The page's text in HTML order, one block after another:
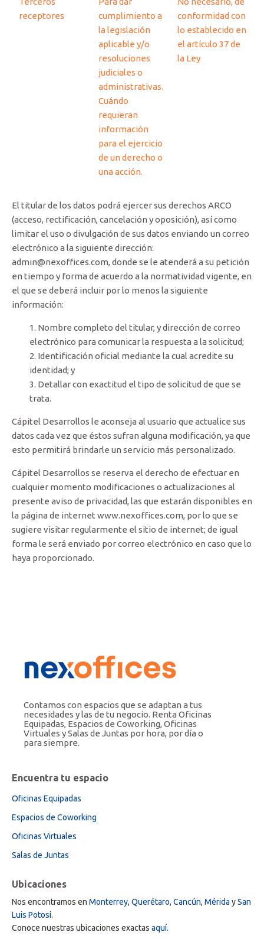
receptores
cumplimiento a
la legislación
aplicable y/o
resoluciones
judiciales o
administrativas.
Cuándo
requieran
información
para el ejercicio
de un derecho o
una acción.
conformidad con
lo establecido en
el artículo 37 de
la Ley
El titular de los datos podrá ejercer sus derechos ARCO
(acceso, rectificación, cancelación y oposición), así como
limitar el uso o divulgación de sus datos enviando un correo
electrónico a la siguiente dirección:
admin@nexoffices.com, donde se le atenderá a su petición
en tiempo y forma de acuerdo a la normatividad vigente, en
el que se deberá incluir por lo menos la siguiente
información:
Nombre completo del titular, y dirección de correo
electrónico para comunicar la respuesta a la solicitud;
Identificación oficial mediante la cual acredite su
identidad; y
Detallar con exactitud el tipo de solicitud de que se
trata.
Cápitel Desarrollos le aconseja al usuario que actualice sus
datos cada vez que éstos sufran alguna modificación, ya que
esto permitirá brindarle un servicio más personalizado.
Cápitel Desarrollos se reserva el derecho de efectuar en
cualquier momento modificaciones o actualizaciones al
presente aviso de privacidad, las que estarán disponibles en
la página de internet www.nexoffices.com, por lo que se
sugiere visitar regularmente el sitio de internet; de igual
forma le será enviado por correo electrónico en caso que lo
haya proporcionado.
Contamos con espacios que se adaptan a tus
necesidades y las de tu negocio. Renta Oficinas
Equipadas, Espacios de Coworking, Oficinas
Virtuales y Salas de Juntas por hora, por día o
para siempre.
Encuentra tu espacio
Oficinas Equipadas
Espacios de Coworking
Oficinas Virtuales
Salas de Juntas
Ubicaciones
Nos encontramos en Monterrey, Querétaro, Cancún, Mérida ySan
Luis Potosí.
Conoce nuestras ubicaciones exactas aquí.